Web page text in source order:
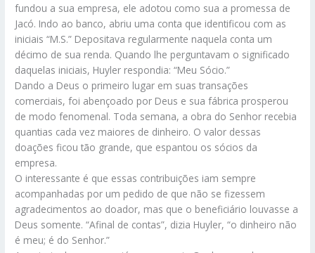
fundou a sua empresa, ele adotou como sua a promessa de
Jacó. Indo ao banco, abriu uma conta que identificou com as
iniciais “M.S.” Depositava regularmente naquela conta um
décimo de sua renda. Quando lhe perguntavam o significado
daquelas iniciais, Huyler respondia: “Meu Sócio.”
Dando a Deus o primeiro lugar em suas transações
comerciais, foi abençoado por Deus e sua fábrica prosperou
de modo fenomenal. Toda semana, a obra do Senhor recebia
quantias cada vez maiores de dinheiro. O valor dessas
doações ficou tão grande, que espantou os sócios da
empresa.
O interessante é que essas contribuições iam sempre
acompanhadas por um pedido de que não se fizessem
agradecimentos ao doador, mas que o beneficiário louvasse a
Deus somente. “Afinal de contas”, dizia Huyler, “o dinheiro não
é meu; é do Senhor.”